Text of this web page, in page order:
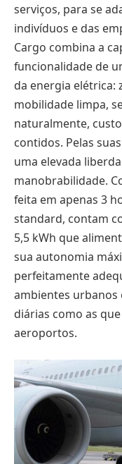
serviços, para se
indivíduos e das
Cargo combina a
funcionalidade de
da energia elétrica:
mobilidade limpa,
naturalmente,
contidos. Pelas
uma elevada
manobrabilidade.
feita em apenas 3
standard, contam
5,5 kWh que
sua autonomia
perfeitamente
ambientes urbanos
diárias como as
aeroportos.